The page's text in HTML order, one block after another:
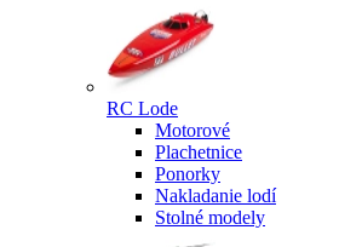
RC Lode
Motorové
Plachetnice
Ponorky
Nakladanie lodí
Stolné modely